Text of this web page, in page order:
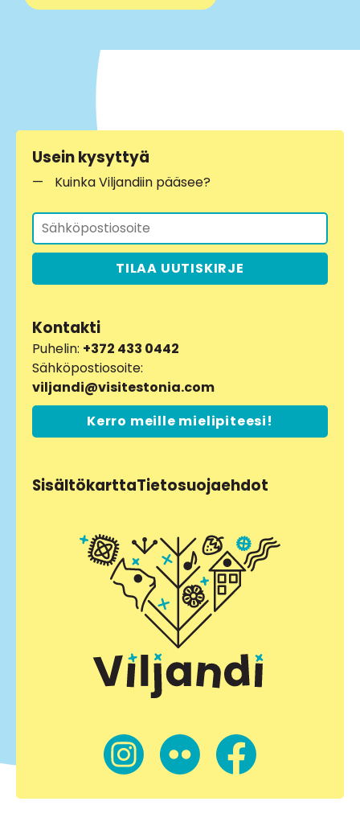
Usein kysyttyä
Kuinka Viljandiin pääsee?
TILAA UUTISKIRJE
Kontakti
Puhelin: +372 433 0442
Sähköpostiosoite:
viljandi@visitestonia.com
Kerro meille mielipiteesi!
SisältökarttaTietosuojaehdot